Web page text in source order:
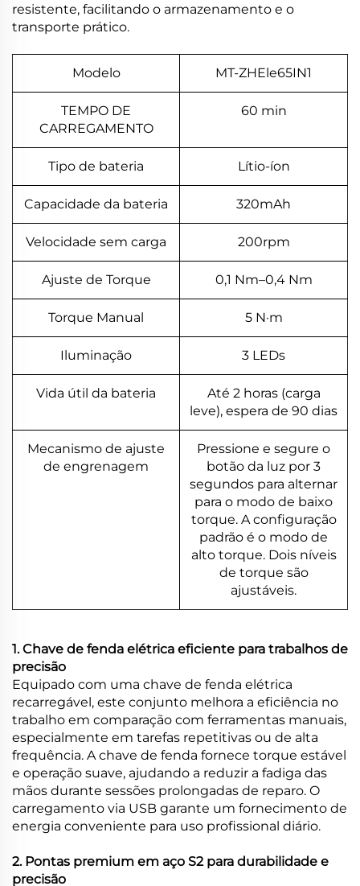
resistente, facilitando o armazenamento e o
transporte prático.
Modelo MT-ZHEle65IN1
TEMPO DE
CARREGAMENTO
60 min
Tipo de bateria Lítio-íon
Capacidade da bateria 320mAh
Velocidade sem carga 200rpm
Ajuste de Torque 0,1 Nm–0,4 Nm
Torque Manual 5 N·m
Iluminação 3 LEDs
Vida útil da bateria
Até 2 horas (carga
leve), espera de 90 dias
Mecanismo de ajuste
de engrenagem
Pressione e segure o
botão da luz por 3
segundos para alternar
para o modo de baixo
torque. A configuração
padrão é o modo de
alto torque. Dois níveis
de torque são
ajustáveis.
1. Chave de fenda elétrica eficiente para trabalhos de
precisão
Equipado com uma chave de fenda elétrica
recarregável, este conjunto melhora a eficiência no
trabalho em comparação com ferramentas manuais,
especialmente em tarefas repetitivas ou de alta
frequência. A chave de fenda fornece torque estável
e operação suave, ajudando a reduzir a fadiga das
mãos durante sessões prolongadas de reparo. O
carregamento via USB garante um fornecimento de
energia conveniente para uso profissional diário.
2. Pontas premium em aço S2 para durabilidade e
precisão